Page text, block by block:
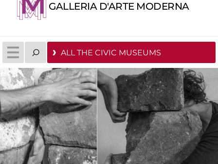
GALLERIA D'ARTE MODERNA
ALL THE CIVIC MUSEUMS